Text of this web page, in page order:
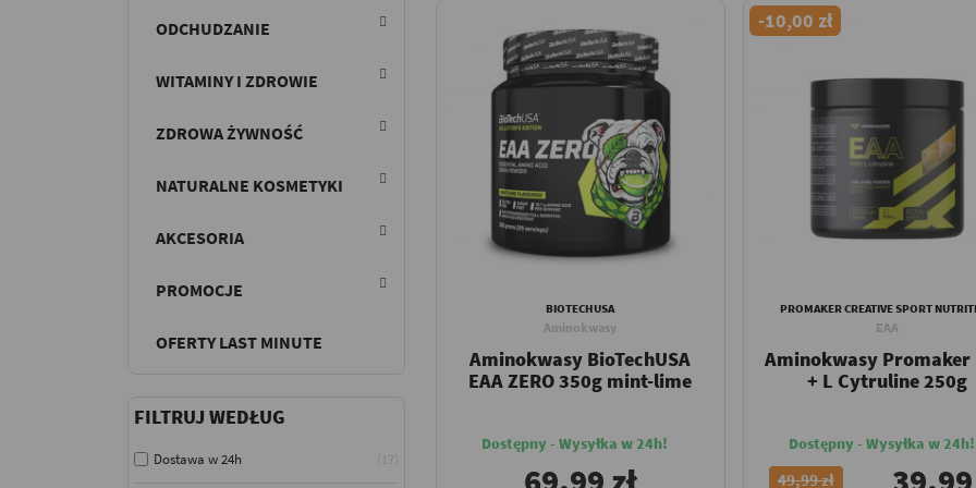
ODCHUDZANIE
WITAMINY I ZDROWIE
ZDROWA ŻYWNOŚĆ
NATURALNE KOSMETYKI
AKCESORIA
PROMOCJE
OFERTY LAST MINUTE
FILTRUJ WEDŁUG
Dostawa w 24h
BIOTECHUSA
Aminokwasy
Aminokwasy BioTechUSA
EAA ZERO 350g mint-lime
Dostępny - Wysyłka w 24h!
-10,00 zł
PROMAKER CREATIVE SPORT
EAA
Aminokwasy Promaker
+ L Cytruline 250g
Dostępny - Wysyłka w 24h!
49,99 zł